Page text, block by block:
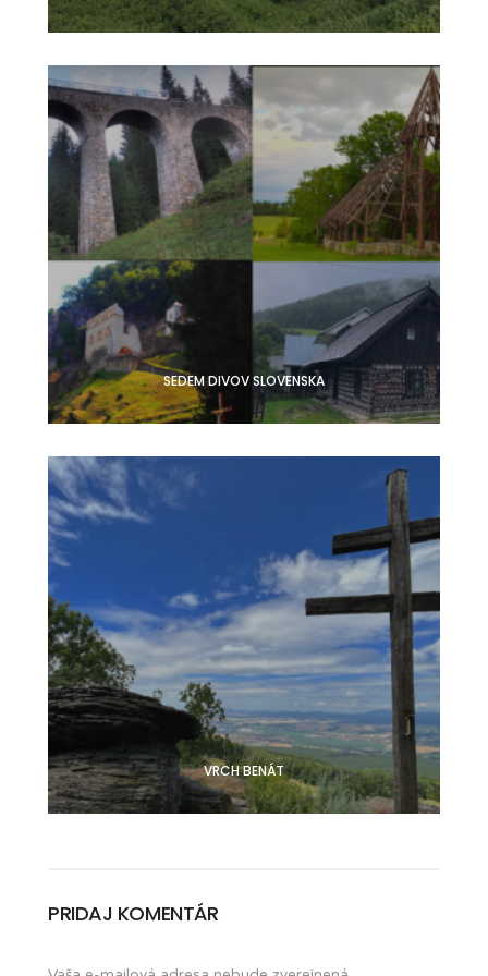
SEDEM DIVOV SLOVENSKA
VRCH BENÁT
PRIDAJ KOMENTÁR